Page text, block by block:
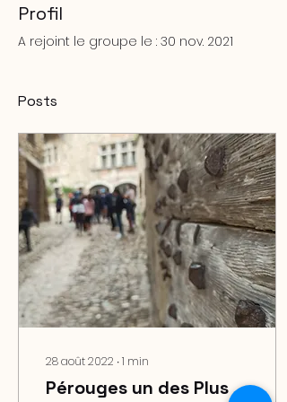
Profil
A rejoint le groupe le : 30 nov. 2021
Posts
28 août 2022 ∙1 min
Pérouges un des Plus